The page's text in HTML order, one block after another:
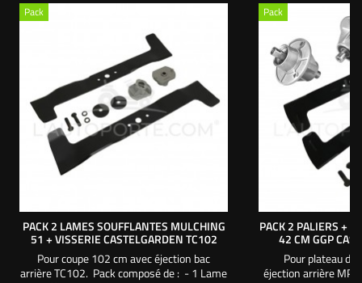
Pack
PACK 2 LAMES SOUFFLANTES MULCHING
51 + VISSERIE CASTELGARDEN TC102
Pour coupe 102 cm avec éjection bac
arrière TC102. Pack composé de : - 1 Lame
Pack
PACK 2 PALIERS + 2
42 CM GGP
Pour plateau de
éjection arrière